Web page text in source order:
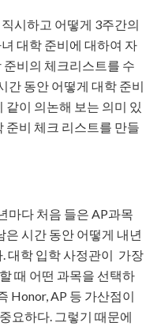
시하고 어떻게 3주간의
대학 준비에 대하여 자
비의 체크리스트를 수
간 동안 어떻게 대학 준비
같이 의논해 보는 의미 있
준비 체크 리스트를 만들
마다 처음 들은 AP과목
은 시간 동안 어떻게 내년
대학 입학 사정관이 가장
때 어떤 과목을 선택하
Honor, AP 등 가산점이
요하다. 그렇기 때문에